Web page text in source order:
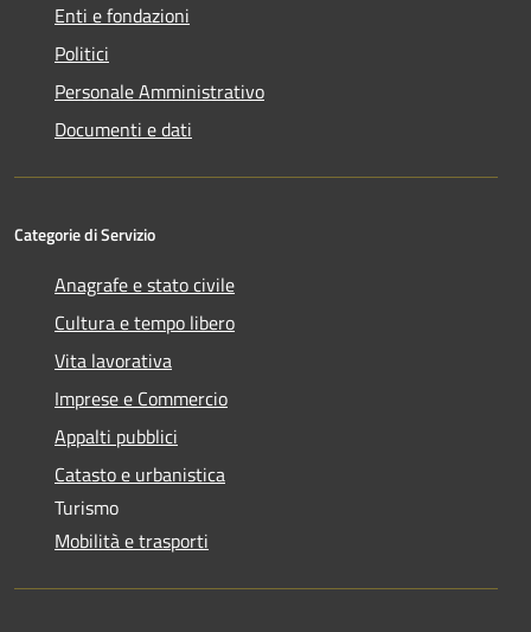
Enti e fondazioni
Politici
Personale Amministrativo
Documenti e dati
Categorie di Servizio
Anagrafe e stato civile
Cultura e tempo libero
Vita lavorativa
Imprese e Commercio
Appalti pubblici
Catasto e urbanistica
Turismo
Mobilità e trasporti